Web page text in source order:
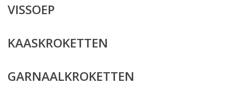
VISSOEP
KAASKROKETTEN
GARNAALKROKETTEN